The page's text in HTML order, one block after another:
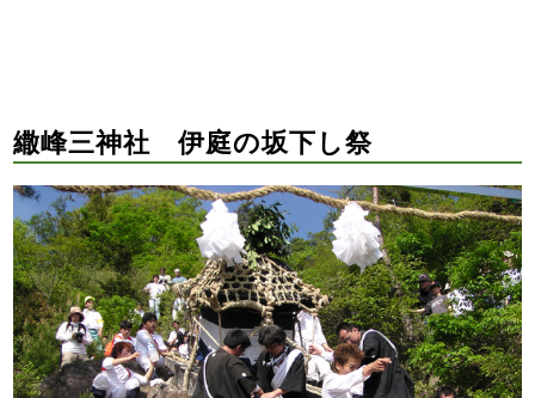
繖峰三神社 伊庭の坂下し祭